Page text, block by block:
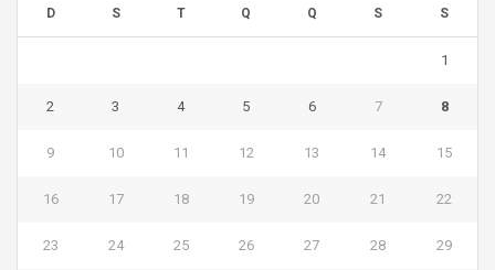
D S T Q Q S S
1
2 3 4 5 6 7 8
9 10 11 12 13 14 15
16 17 18 19 20 21 22
23 24 25 26 27 28 29